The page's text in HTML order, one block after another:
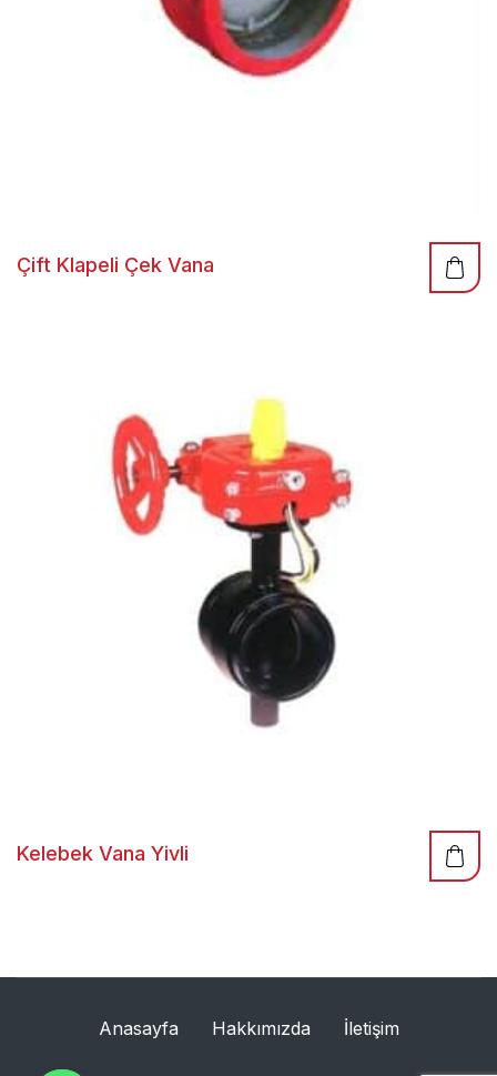
Çift Klapeli Çek Vana
Kelebek Vana Yivli
Anasayfa Hakkımızda İletişim